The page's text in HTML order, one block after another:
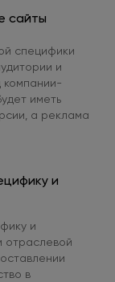
сайты
специфики
и
компании-
иметь
а реклама
и
и
отраслевой
в